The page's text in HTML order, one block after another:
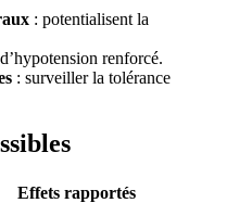
: potentialisent la
renforcé.
: surveiller la tolérance
Effets rapportés